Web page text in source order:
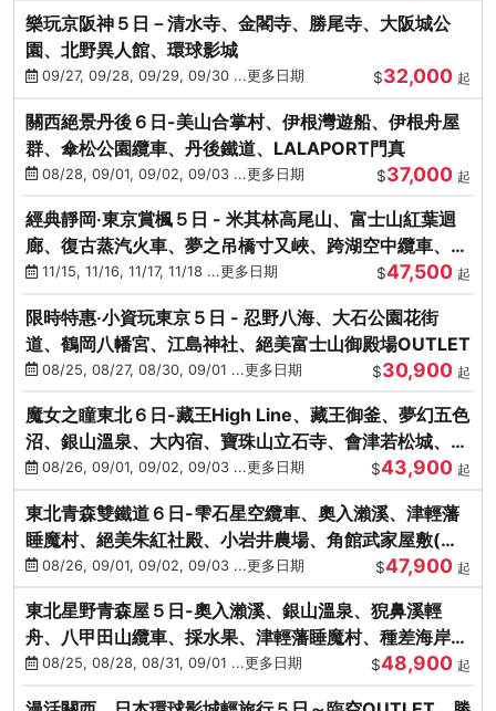
樂玩京阪神５日－清水寺、金閣寺、勝尾寺、大阪城公
園、北野異人館、環球影城
09/27, 09/28, 09/29, 09/30 ...更多日期 $32,000 起
關西絕景丹後６日-美山合掌村、伊根灣遊船、伊根舟屋
群、傘松公園纜車、丹後鐵道、LALAPORT門真
08/28, 09/01, 09/02, 09/03 ...更多日期 $37,000 起
經典靜岡‧東京賞楓５日 - 米其林高尾山、富士山紅葉迴
廊、復古蒸汽火車、夢之吊橋寸又峽、跨湖空中纜車、抹
茶體驗、三溪園
11/15, 11/16, 11/17, 11/18 ...更多日期 $47,500 起
限時特惠‧小資玩東京５日 - 忍野八海、大石公園花街
道、鶴岡八幡宮、江島神社、絕美富士山御殿場OUTLET
08/25, 08/27, 08/30, 09/01 ...更多日期 $30,900 起
魔女之瞳東北６日-藏王High Line、藏王御釜、夢幻五色
沼、銀山溫泉、大內宿、寶珠山立石寺、會津若松城、燒
肉吃到飽
08/26, 09/01, 09/02, 09/03 ...更多日期 $43,900 起
東北青森雙鐵道６日-雫石星空纜車、奧入瀨溪、津輕藩
睡魔村、絕美朱紅社殿、小岩井農場、角館武家屋敷(不
進免稅店)
08/26, 09/01, 09/02, 09/03 ...更多日期 $47,900 起
東北星野青森屋５日-奧入瀨溪、銀山溫泉、猊鼻溪輕
舟、八甲田山纜車、採水果、津輕藩睡魔村、種差海岸、
法式料理(不進免稅店)
08/25, 08/28, 08/31, 09/01 ...更多日期 $48,900 起